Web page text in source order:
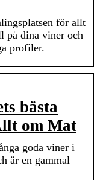
för allt
på dina viner och
profiler.
bästa
om Mat
goda viner i
är en gammal